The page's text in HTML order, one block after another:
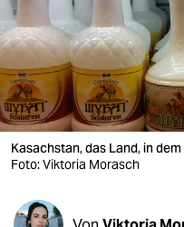
nord
wahrheit
verlag
verlag
shop
Kasachstan, das Land, in
Foto: Viktoria Morasch